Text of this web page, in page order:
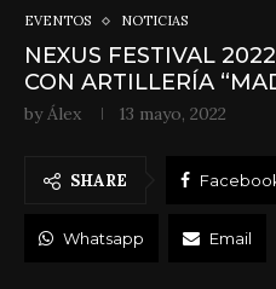
EVENTOS NOTICIAS
NEXUS FESTIVAL
CON ARTILLERÍA
byÁlex 13 mayo, 2022
SHARE
Whatsapp Email